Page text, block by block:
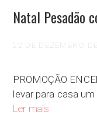
Natal Pesadão
22 DE DEZEMBRO
PROMOÇÃO
levar para casa
Ler mais